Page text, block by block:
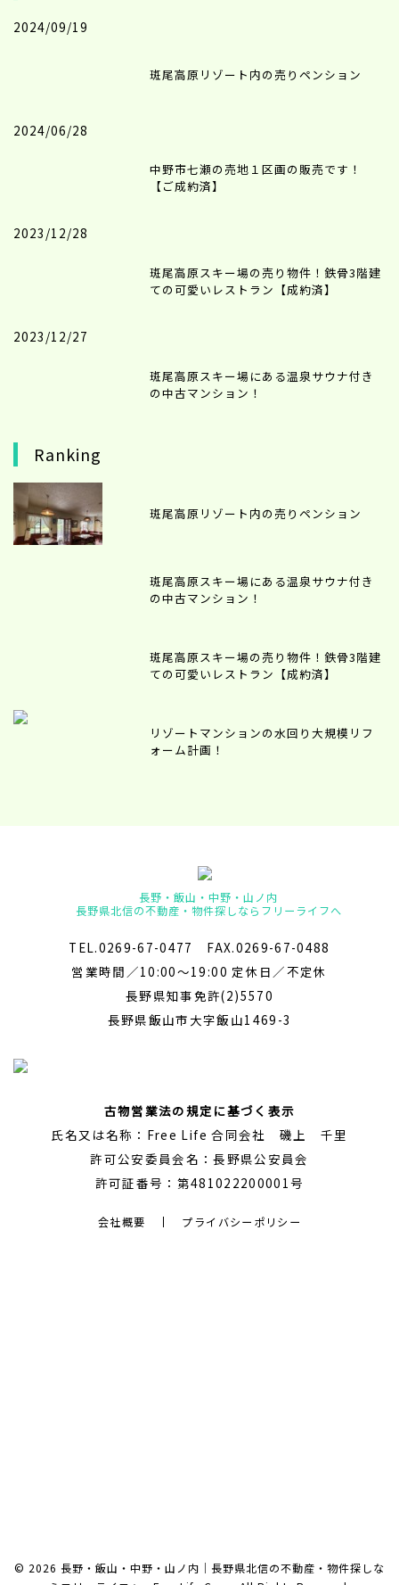
2024/09/19
斑尾高原リゾート内の売りペンション
2024/06/28
中野市七瀬の売地１区画の販売です！
【ご成約済】
2023/12/28
斑尾高原スキー場の売り物件！鉄骨3階建
ての可愛いレストラン【成約済】
2023/12/27
斑尾高原スキー場にある温泉サウナ付き
の中古マンション！
Ranking
斑尾高原リゾート内の売りペンション
斑尾高原スキー場にある温泉サウナ付き
の中古マンション！
斑尾高原スキー場の売り物件！鉄骨3階建
ての可愛いレストラン【成約済】
リゾートマンションの水回り大規模リフ
ォーム計画！
長野・飯山・中野・山ノ内
長野県北信の不動産・物件探しならフリーライフへ
TEL.0269-67-0477 FAX.0269-67-0488
営業時間／10:00～19:00 定休日／不定休
長野県知事免許(2)5570
長野県飯山市大字飯山1469-3
古物営業法の規定に基づく表示
氏名又は名称：Free Life 合同会社 磯上 千里
許可公安委員会名：長野県公安員会
許可証番号：第481022200001号
会社概要 プライバシーポリシー
© 2026 長野・飯山・中野・山ノ内｜長野県北信の不動産・物件探しな